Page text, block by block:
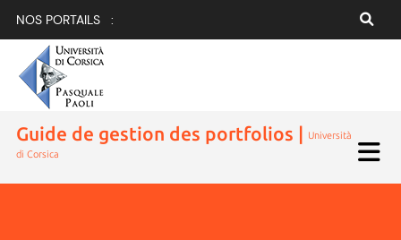
NOS PORTAILS :
Guide de gestion des portfolios | Università
di Corsica